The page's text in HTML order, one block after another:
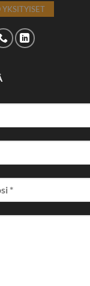
YKSITYISET